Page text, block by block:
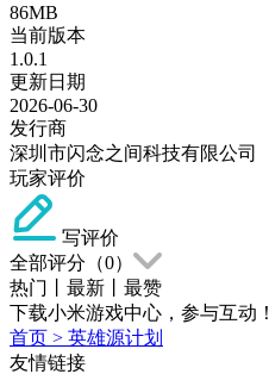
86MB
当前版本
1.0.1
更新日期
2026-06-30
发行商
深圳市闪念之间科技有限公司
玩家评价
写评价
全部评分（0）
热门
最新
最赞
下载小米游戏中心，参与互动！
首页 > 英雄源计划
友情链接